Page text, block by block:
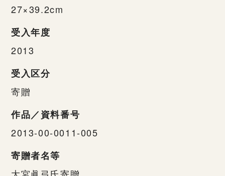
27×39.2cm
受入年度
2013
受入区分
寄贈
作品／資料番号
2013-00-0011-005
寄贈者名等
大宮眞弓氏寄贈